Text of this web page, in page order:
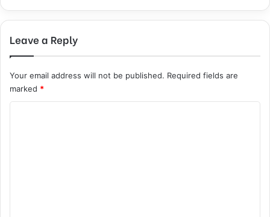
Leave a Reply
Your email address will not be published. Required fields are
marked *